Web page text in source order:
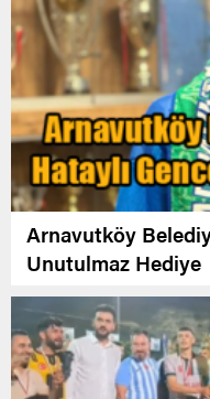
Arnavutköy
Unutulmaz Hediye